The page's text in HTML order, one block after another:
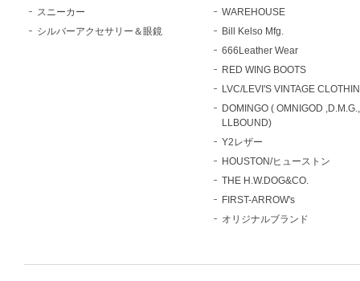
スニーカー
シルバーアクセサリー＆眼鏡
WAREHOUSE
Bill Kelso Mfg.
666Leather Wear
RED WING BOOTS
LVC/LEVI'S VINTAGE
DOMINGO ( OMNIGOD
LLBOUND)
Y2レザー
HOUSTON/ヒューストン
THE H.W.DOG&CO.
FIRST-ARROW's
オリジナルブランド